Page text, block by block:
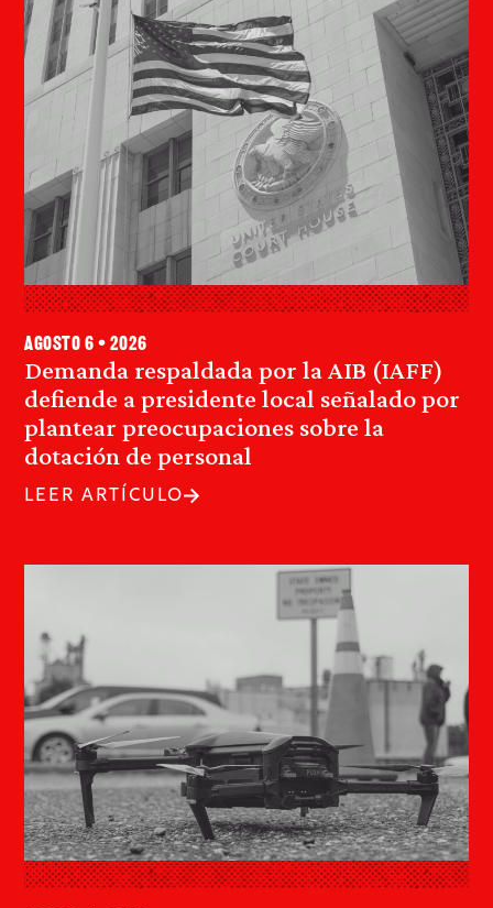
Demanda respaldada por la AIB (IAFF)
defiende a presidente local señalado por
plantear preocupaciones sobre la
dotación de personal
agosto 6 • 2026
LEER ARTÍCULO